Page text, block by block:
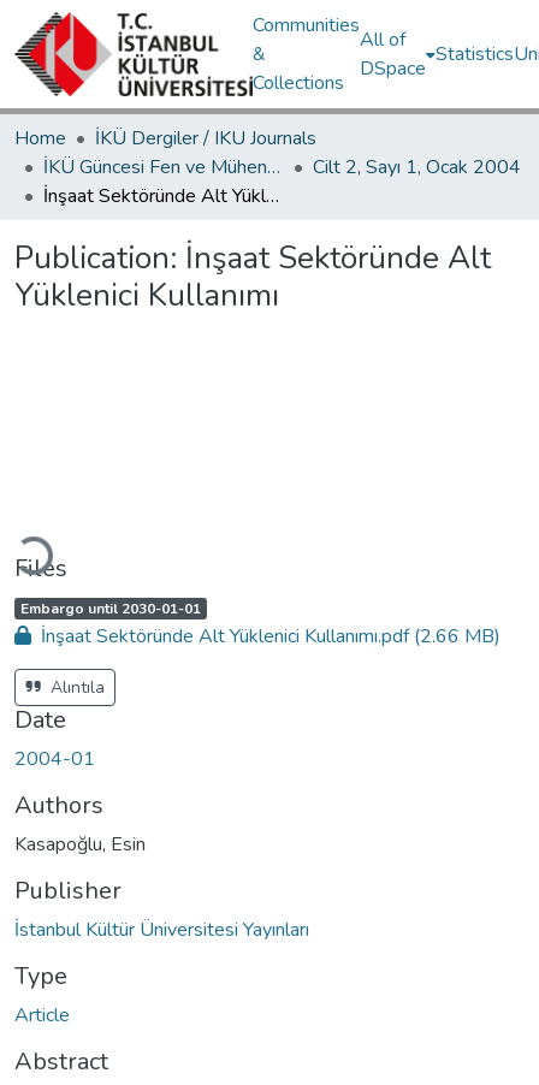
Communities
&
Collections
All of
DSpace
Statistics
Home
İKÜ Dergiler / IKU Journals
İKÜ Güncesi Fen ve Mühendislik Bilimleri / Journal of İstanbul Kültür University Science and Engineering
Cilt 2, Sayı 1, Ocak 2004
İnşaat Sektöründe Alt Yüklenici Kullanımı
Publication: İnşaat Sektöründe Alt
Yüklenici Kullanımı
Files
A
c
c
e
s
s
s
t
a
u
s
Embargo until 2030-01-01,
İnşaat Sektöründe Alt Yüklenici Kullanımı.pdf(2.66 MB)
Alıntıla
Date
2004-01
Authors
Kasapoğlu, Esin
Publisher
İstanbul Kültür Üniversitesi Yayınları
Type
Article
Abstract